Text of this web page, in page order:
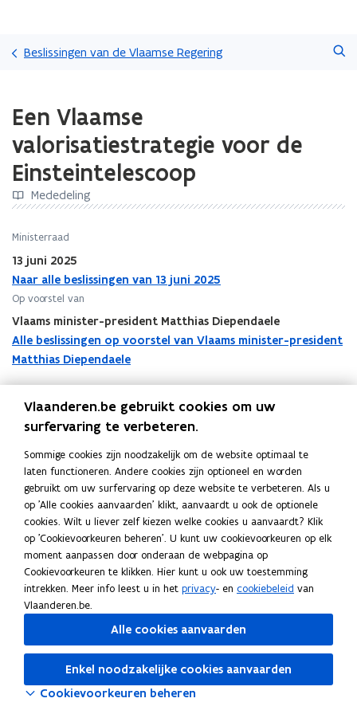
en
naar
Beslissingen van de Vlaamse Regering
met
laden.
bevindt
zich
op:
Een
valorisatiestrategie
voor
Einsteintelescoop
Een Vlaamse
valorisatiestrategie voor de
Einsteintelescoop
Mededeling
Ministerraad
13 juni 2025
Naar alle beslissingen van 13 juni 2025
Op voorstel van
Vlaams minister-president Matthias Diependaele
Alle beslissingen op voorstel van Vlaams minister-president
Matthias Diependaele
Documenten
V
R
2
0
2
5
1
3
0
6
E
.
0
VR 2025 1306 MED.0232-1 ET
Valorisatiestrategie - mededeling BIS
V
R
2
0
2
5
1
3
0
6
E
.
0
PDF • 152,0KB
Naar alle beslissingen van 13 juni 2025
Vlaanderen.be gebruikt cookies om uw
surfervaring te verbeteren.
Sommige cookies zijn noodzakelijk om de website optimaal te
laten functioneren. Andere cookies zijn optioneel en worden
gebruikt om uw surfervaring op deze website te verbeteren. Als u
op 'Alle cookies aanvaarden' klikt, aanvaardt u ook de optionele
cookies. Wilt u liever zelf kiezen welke cookies u aanvaardt? Klik
op 'Cookievoorkeuren beheren'. U kunt uw cookievoorkeuren op elk
moment aanpassen door onderaan de webpagina op
Cookievoorkeuren te klikken. Hier kunt u ook uw toestemming
intrekken. Meer info leest u in het privacy- en cookiebeleid van
Vlaanderen.be.
Alle cookies aanvaarden
Enkel noodzakelijke cookies aanvaarden
Cookievoorkeuren beheren